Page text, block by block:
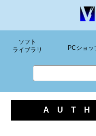
ソフト
ライブラリ
PCショッ